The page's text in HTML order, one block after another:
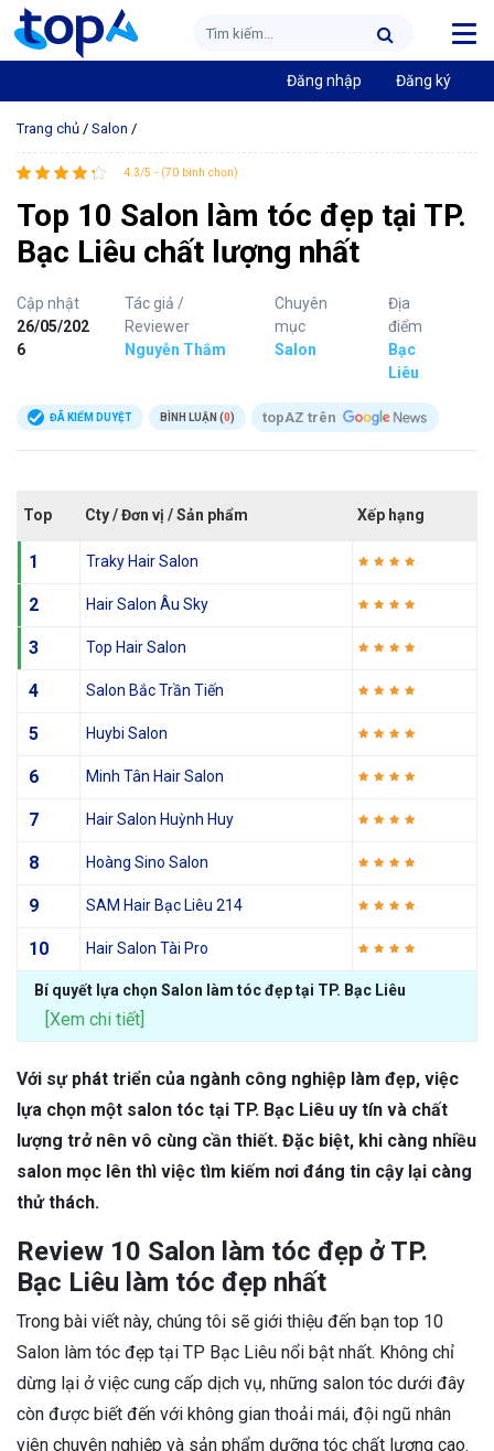
Đăng nhập Đăng ký
Trang chủ / Salon /
4.3/5 - (70 bình chọn)
Top 10 Salon làm tóc đẹp tại TP.
Bạc Liêu chất lượng nhất
Cập nhật
26/05/202
6
Tác giả /
Reviewer
Nguyễn Thắm
Chuyên
mục
Salon
Địa
điểm
Bạc
Liêu
ĐÃ KIỂM DUYỆT BÌNH LUẬN (0) topAZ trên
Top Cty / Đơn vị / Sản phẩm Xếp hạng
1 Traky Hair Salon
2 Hair Salon Âu Sky
3 Top Hair Salon
4 Salon Bắc Trần Tiến
5 Huybi Salon
6 Minh Tân Hair Salon
7 Hair Salon Huỳnh Huy
8 Hoàng Sino Salon
9 SAM Hair Bạc Liêu 214
10 Hair Salon Tài Pro
Bí quyết lựa chọn Salon làm tóc đẹp tại TP. Bạc Liêu
[Xem chi tiết]
Với sự phát triển của ngành công nghiệp làm đẹp, việc
lựa chọn một salon tóc tại TP. Bạc Liêu uy tín và chất
lượng trở nên vô cùng cần thiết. Đặc biệt, khi càng nhiều
salon mọc lên thì việc tìm kiếm nơi đáng tin cậy lại càng
thử thách.
Review 10 Salon làm tóc đẹp ở TP.
Bạc Liêu làm tóc đẹp nhất
Trong bài viết này, chúng tôi sẽ giới thiệu đến bạn top 10
Salon làm tóc đẹp tại TP Bạc Liêu nổi bật nhất. Không chỉ
dừng lại ở việc cung cấp dịch vụ, những salon tóc dưới đây
còn được biết đến với không gian thoải mái, đội ngũ nhân
viên chuyên nghiệp và sản phẩm dưỡng tóc chất lượng cao.